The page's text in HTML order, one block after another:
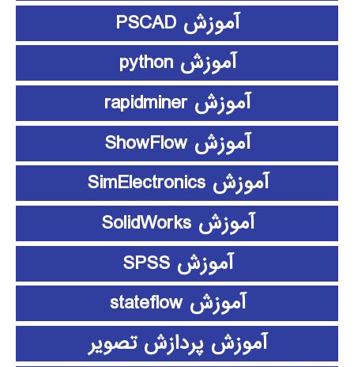
آموزش PSCAD
آموزش python
آموزش rapidminer
آموزش ShowFlow
آموزش SimElectronics
آموزش SolidWorks
آموزش SPSS
آموزش stateflow
آموزش پردازش تصویر